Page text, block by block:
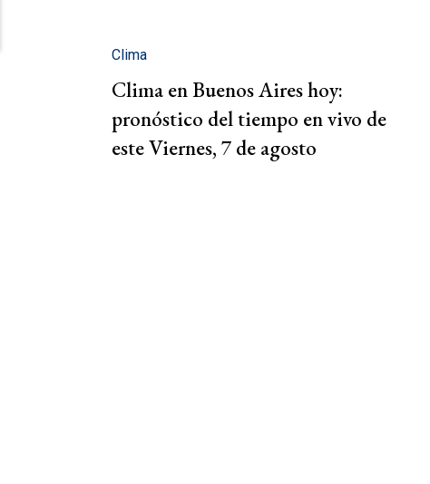
Clima
Clima en Buenos Aires hoy:
pronóstico del tiempo en vivo de
este Viernes, 7 de agosto